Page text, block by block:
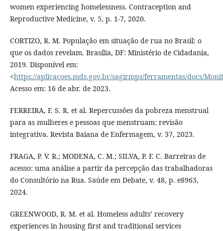
women experiencing homelessness. Contraception and
Reproductive Medicine, v. 5, p. 1-7, 2020.
CORTIZO, R. M. População em situação de rua no Brasil: o
que os dados revelam. Brasília, DF: Ministério de Cidadania,
2019. Disponível em:
<https://aplicacoes.mds.gov.br/sagirmps/ferramentas/docs/
Acesso em: 16 de abr. de 2023.
FERREIRA, F. S. R. et al. Repercussões da pobreza menstrual
para as mulheres e pessoas que menstruam: revisão
integrativa. Revista Baiana de Enfermagem‏, v. 37, 2023.
FRAGA, P. V. R.; MODENA, C. M.; SILVA, P. F. C. Barreiras de
acesso: uma análise a partir da percepção das trabalhadoras
do Consultório na Rua. Saúde em Debate, v. 48, p. e8963,
2024.
GREENWOOD, R. M. et al. Homeless adults’ recovery
experiences in housing first and traditional services